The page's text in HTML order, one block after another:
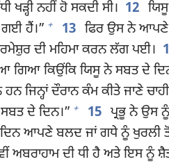
ਨਹੀਂ ਹੋ ਸਕਦੀ ਸੀ। 12
ਗਈ ਹੈਂ।” + 13 ਫਿਰ ਉਸ ਨੇ ਆਪਣੇ
ਦੀ ਮਹਿਮਾ ਕਰਨ ਲੱਗ ਪਈ।
ਗਿਆ ਕਿਉਂਕਿ ਯਿਸੂ ਨੇ ਸਬਤ ਦੇ ਦਿਨ
ਜਿਨ੍ਹਾਂ ਦੌਰਾਨ ਕੰਮ ਕੀਤੇ ਜਾਣੇ
ਦੇ ਦਿਨ।” + 15 ਪ੍ਰਭੂ ਨੇ ਉਸ
ਆਪਣੇ ਬਲਦ ਜਾਂ ਗਧੇ ਨੂੰ ਖੁਰਲੀ
ਅਬਰਾਹਾਮ ਦੀ ਧੀ ਹੈ ਅਤੇ ਇਸ ਨੂੰ